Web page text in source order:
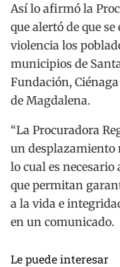
Así lo afirmó la
que alertó de que
violencia los
municipios de
Fundación,
de Magdalena.
“La Procuradora
un desplazamiento
lo cual es
que permitan
a la vida e
en un comunicado.
Le puede interesar